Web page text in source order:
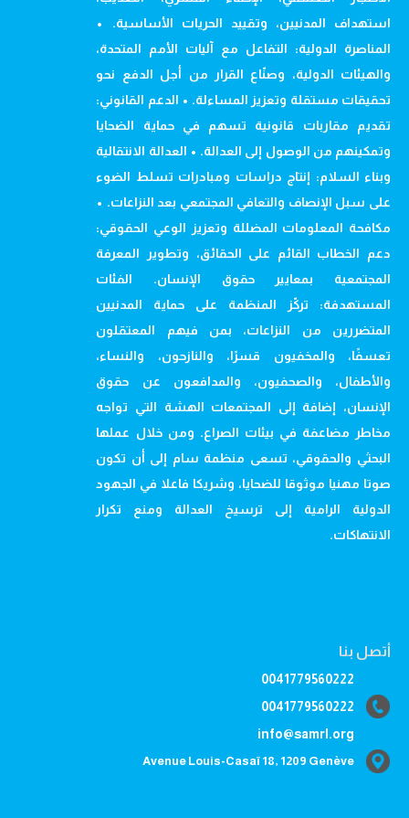
استهداف المدنيين، وتقييد الحريات الأساسية. •
المناصرة الدولية: التفاعل مع آليات الأمم المتحدة،
والهيئات الدولية، وصنّاع القرار من أجل الدفع نحو
تحقيقات مستقلة وتعزيز المساءلة. • الدعم القانوني:
تقديم مقاربات قانونية تسهم في حماية الضحايا
وتمكينهم من الوصول إلى العدالة. • العدالة الانتقالية
وبناء السلام: إنتاج دراسات ومبادرات تسلط الضوء
على سبل الإنصاف والتعافي المجتمعي بعد النزاعات. •
مكافحة المعلومات المضللة وتعزيز الوعي الحقوقي:
دعم الخطاب القائم على الحقائق، وتطوير المعرفة
المجتمعية بمعايير حقوق الإنسان. الفئات
المستهدفة: تركّز المنظمة على حماية المدنيين
المتضررين من النزاعات، بمن فيهم المعتقلون
تعسفًا، والمخفيون قسرًا، والنازحون، والنساء،
والأطفال، والصحفيون، والمدافعون عن حقوق
الإنسان، إضافة إلى المجتمعات الهشة التي تواجه
مخاطر مضاعفة في بيئات الصراع. ومن خلال عملها
البحثي والحقوقي، تسعى منظمة سام إلى أن تكون
صوتا مهنيا موثوقا للضحايا، وشريكا فاعلا في الجهود
الدولية الرامية إلى ترسيخ العدالة ومنع تكرار
الانتهاكات.
أتصل بنا
0041779560222
0041779560222
info@samrl.org
Avenue Louis-Casaï 18, 1209 Genève